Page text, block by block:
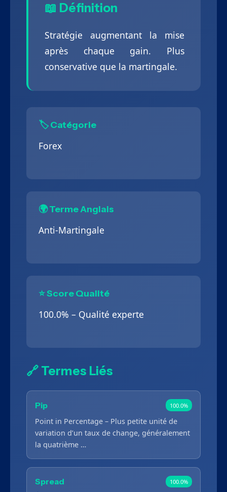
📖 Définition
Stratégie augmentant la mise
après chaque gain. Plus
conservative que la martingale.
🏷️ Catégorie
Forex
🌍 Terme Anglais
Anti-Martingale
⭐ Score Qualité
100.0% – Qualité experte
🔗 Termes Liés
Pip 100.0%
Point in Percentage – Plus petite unité de
variation d’un taux de change, généralement
la quatrième …
Spread 100.0%